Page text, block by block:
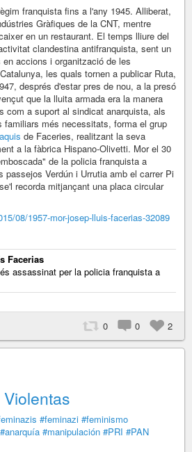
franquista fins a l'any 1945. Alliberat,
Gràfiques de la CNT, mentre
en un restaurant. El temps lliure del
clandestina antifranquista, sent un
accions i organització de les
les quals tornen a publicar Ruta,
després d'estar pres de nou, a la presó
que la lluita armada era la manera
com a suport al sindicat anarquista, als
més necessitats, forma el grup
de Faceries, realitzant la seva
a la fàbrica Hispano-Olivetti. Mor el 30
de la policia franquista a
passejos Verdún i Urrutia amb el carrer Pi
recorda mitjançant una placa circular
08/1957-mor-josep-lluis-facerias-32089
Facerias
assassinat per la policia franquista a
0 0 2
#feminazi #feminismo
#anarquía #manipulación #PRI #PAN